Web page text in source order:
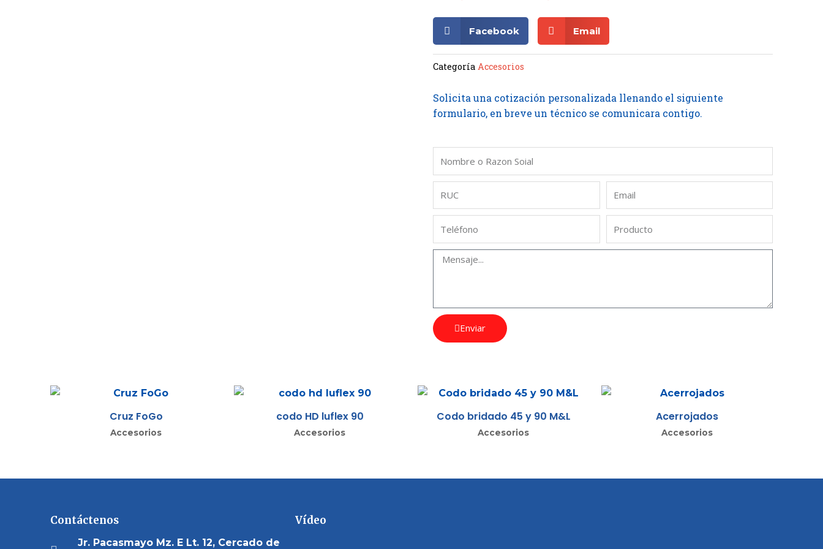
Facebook Email
Categoría Accesorios
Solicita una cotización personalizada llenando el siguiente
formulario, en breve un técnico se comunicara contigo.
Enviar
Cruz FoGo
Accesorios
codo HD luflex 90
Accesorios
Codo bridado 45 y 90 M&L
Accesorios
Acerrojados
Accesorios
Contáctenos
Jr. Pacasmayo Mz. E Lt. 12, Cercado de
Vídeo